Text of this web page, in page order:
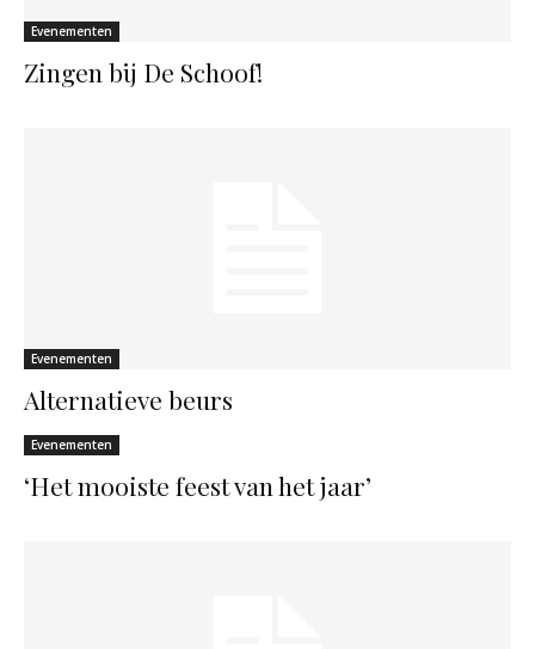
Evenementen
Zingen bij De Schoof!
Evenementen
Alternatieve beurs
Evenementen
‘Het mooiste feest van het jaar’